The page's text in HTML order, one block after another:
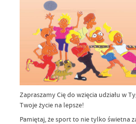
Zapraszamy Cię do wzięcia udziału w
Twoje życie na lepsze!
Pamiętaj, że sport to nie tylko świetna